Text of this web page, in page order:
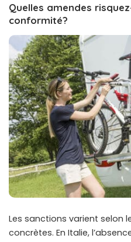
Quelles amendes
conformité?
Les sanctions varient selon
concrètes. En Italie,